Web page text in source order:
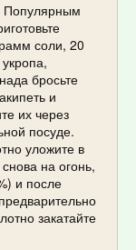
Популярным
соли, 20
бросьте
и
их через
посуде.
уложите в
на огонь,
и после
закатайте